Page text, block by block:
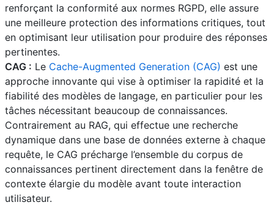
renforçant la conformité aux normes RGPD, elle assure
une meilleure protection des informations critiques, tout
en optimisant leur utilisation pour produire des réponses
pertinentes.
CAG : Le Cache-Augmented Generation (CAG) est une
approche innovante qui vise à optimiser la rapidité et la
fiabilité des modèles de langage, en particulier pour les
tâches nécessitant beaucoup de connaissances.
Contrairement au RAG, qui effectue une recherche
dynamique dans une base de données externe à chaque
requête, le CAG précharge l’ensemble du corpus de
connaissances pertinent directement dans la fenêtre de
contexte élargie du modèle avant toute interaction
utilisateur.